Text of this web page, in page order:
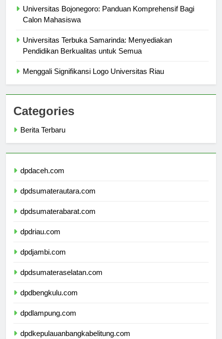
Universitas Bojonegoro: Panduan Komprehensif Bagi
Universitas Terbuka Samarinda: Menyediakan
Categories